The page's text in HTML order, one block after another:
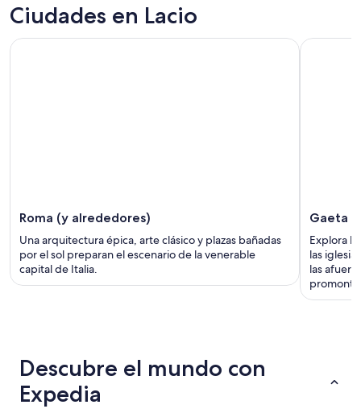
Ciudades en Lacio
Roma (y alrededores)
Una arquitectura épica, arte clásico y plazas bañadas
por el sol preparan el escenario de la venerable
capital de Italia.
Gaeta
Explora
las
las
Descubre el mundo con
Expedia